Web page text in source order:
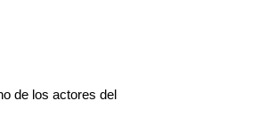
de los actores del